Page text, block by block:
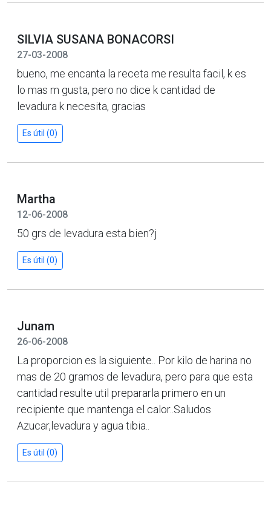
SILVIA SUSANA BONACORSI
27-03-2008
bueno, me encanta la receta me resulta facil, k es
lo mas m gusta, pero no dice k cantidad de
levadura k necesita, gracias
Es útil (0)
Martha
12-06-2008
50 grs de levadura esta bien?j
Es útil (0)
Junam
26-06-2008
La proporcion es la siguiente.. Por kilo de harina no
mas de 20 gramos de levadura, pero para que esta
cantidad resulte util prepararla primero en un
recipiente que mantenga el calor..Saludos
Azucar,levadura y agua tibia..
Es útil (0)